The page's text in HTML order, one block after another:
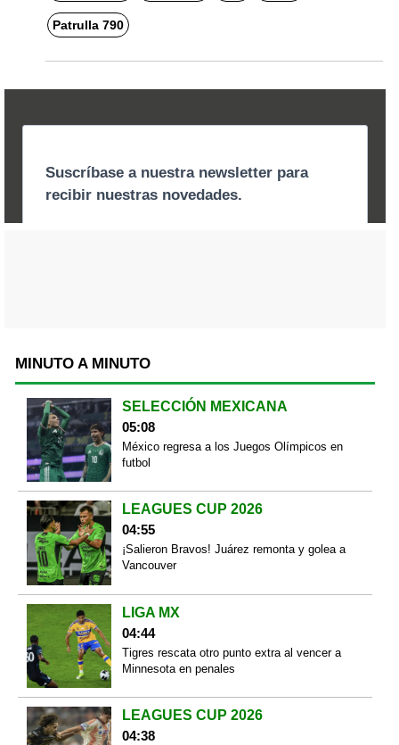
Patrulla 790
MINUTO A MINUTO
SELECCIÓN MEXICANA
05:08
México regresa a los Juegos Olímpicos en
futbol
LEAGUES CUP 2026
04:55
¡Salieron Bravos! Juárez remonta y golea a
Vancouver
LIGA MX
04:44
Tigres rescata otro punto extra al vencer a
Minnesota en penales
LEAGUES CUP 2026
04:38